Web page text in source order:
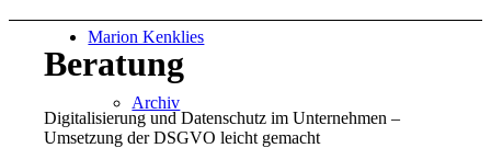
Marion Kenklies
Archiv
Beratung
Digitalisierung und Datenschutz im Unternehmen –
Umsetzung der DSGVO leicht gemacht